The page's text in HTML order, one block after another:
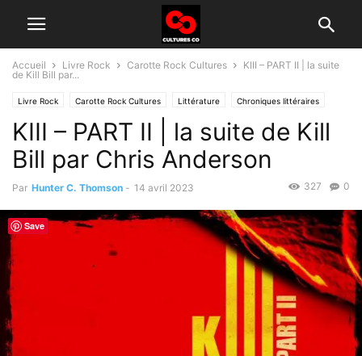
Accueil Livre Rock Carotte Rock Cultures
KIII – PART II | la suite
de Kill Bill par...
Livre Rock Carotte Rock Cultures Littérature Chroniques littéraires
Interview
KIII – PART II | la suite de Kill
Bill par Chris Anderson
Par Hunter C. Thomson - 14 avril 2023 0
327
Save